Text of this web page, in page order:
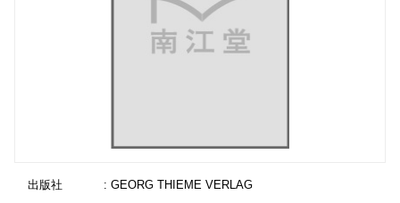
出版社
: GEORG THIEME VERLAG